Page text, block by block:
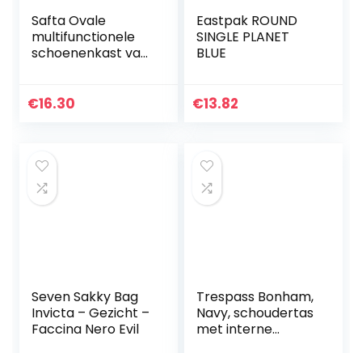
Safta Ovale
multifunctionele
schoenenkast van
180 x 150 mm.
€16.30
Eastpak ROUND
SINGLE PLANET
BLUE
€13.82
Seven Sakky Bag
Invicta – Gezicht –
Faccina Nero Evil
Trespass Bonham,
Navy, schoudertas
met interne